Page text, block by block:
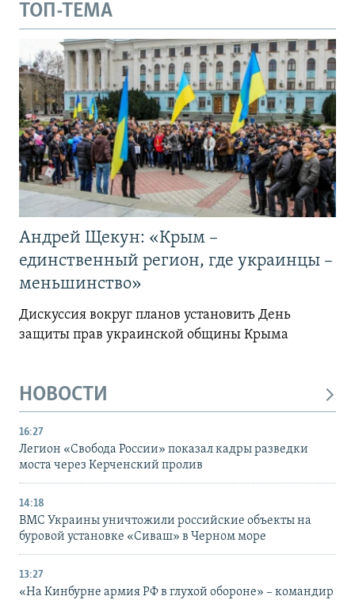
ТОП-ТЕМА
Андрей Щекун: «Крым –
единственный регион, где украинцы –
меньшинство»
Дискуссия вокруг планов установить День
защиты прав украинской общины Крыма
НОВОСТИ
16:27
Легион «Свобода России» показал кадры разведки
моста через Керченский пролив
14:18
ВМС Украины уничтожили российские объекты на
буровой установке «Сиваш» в Черном море
13:27
«На Кинбурне армия РФ в глухой обороне» – командир